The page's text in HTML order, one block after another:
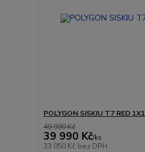
POLYGON SISKIU T7 RED
49 990 Kč
39 990 Kč/ks
33 050 Kč bez DPH